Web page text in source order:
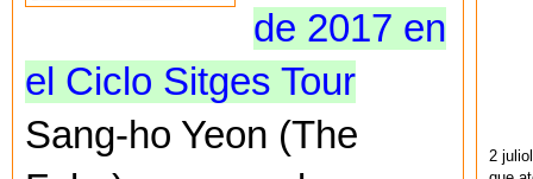
de 2017 en
el Ciclo Sitges Tour
Sang-ho Yeon (The
2